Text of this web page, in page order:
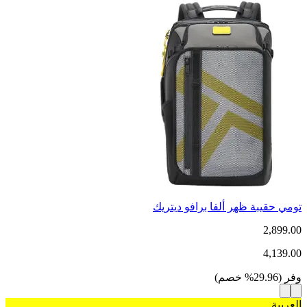
تومي حقيبة ظهر ألفا برافو ديتريك
2,899.00
4,139.00
وفر (
29.96
% خصم)